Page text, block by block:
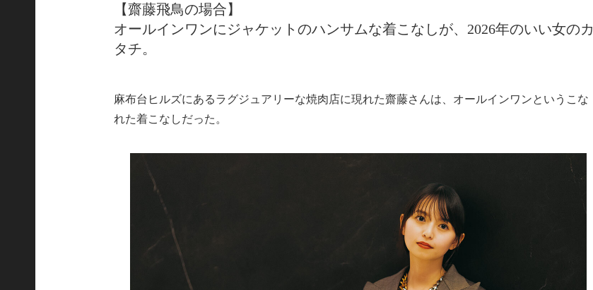
【齋藤飛鳥の場合】
オールインワンにジャケットのハンサムな着こなしが、2026年のいい女のカ
タチ。
麻布台ヒルズにあるラグジュアリーな焼肉店に現れた齋藤さんは、オールインワンというこな
れた着こなしだった。